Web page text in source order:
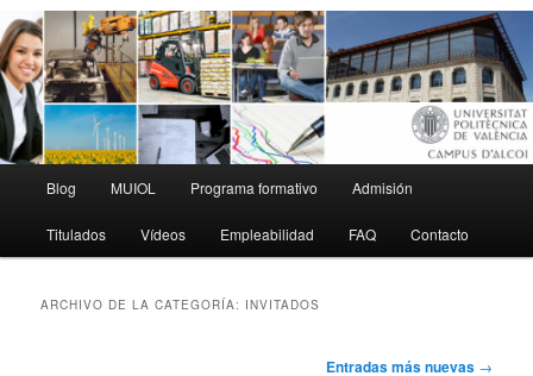
principal
Blog MUIOL Programa formativo Admisión
Titulados Vídeos Empleabilidad FAQ Contacto
ARCHIVO DE LA CATEGORÍA: INVITADOS
Entradas más nuevas →